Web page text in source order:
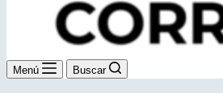
Menú Buscar